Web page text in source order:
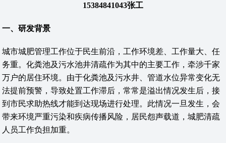
15384841043张工
一、研发背景
城市城肥管理工作位于民生前沿，工作环境差、工作量大、任
务重。化粪池及污水池井清疏作为其中的主要工作，牵涉千家
万户的居住环境。由于化粪池及污水井、管道水位异常变化无
法提前预警，导致处置工作滞后，常常是溢出情况发生后，接
到市民求助热线才能到达现场进行处理。此情况一旦发生，会
带来环境严重污染和疾病传播风险，居民怨声载道，城肥清疏
人员工作负担加重。